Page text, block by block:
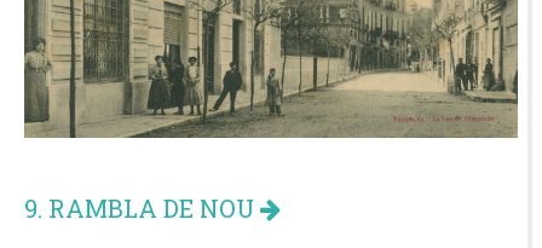
9. RAMBLA DE NOU